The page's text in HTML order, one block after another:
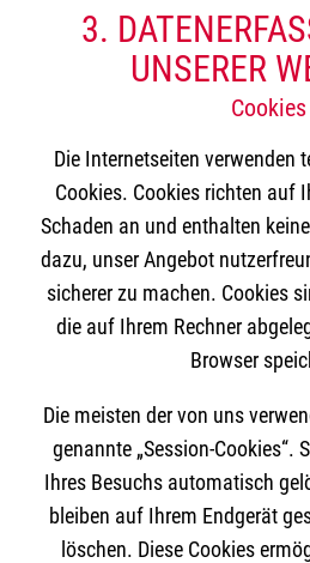
3.
UNSERER
Cookies
Die Internetseiten verwenden
Cookies. Cookies richten auf
Schaden an und enthalten
dazu, unser Angebot
sicherer zu machen. Cookies
die auf Ihrem Rechner
Browser
Die meisten der von uns
genannte „Session-Cookies“.
Ihres Besuchs automatisch
bleiben auf Ihrem Endgerät
löschen. Diese Cookies